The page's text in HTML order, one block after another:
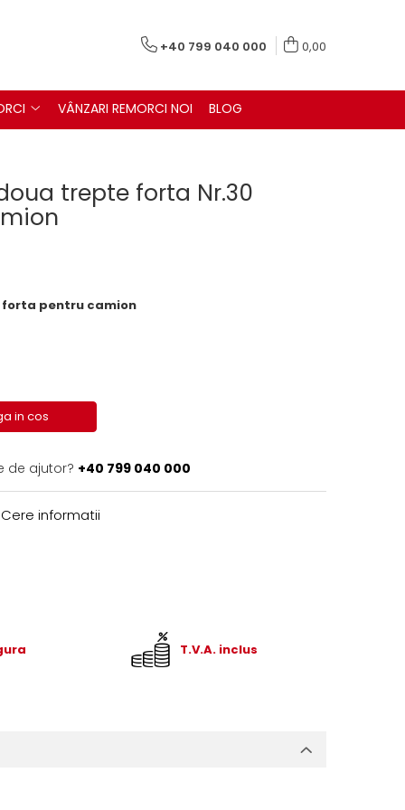
+40 799 040 000 0,00
VÂNZARI REMORCI NOI BLOG
trepte forta Nr.30
pentru camion
in cos
de ajutor? +40 799 040 000
informatii
T.V.A. inclus